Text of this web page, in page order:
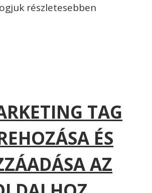
részletesebben
TAG
ÉS
AZ